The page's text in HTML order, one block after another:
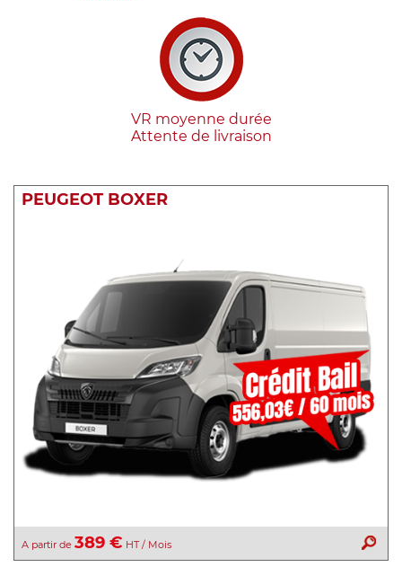
VR moyenne durée
Attente de livraison
PEUGEOT BOXER
A partir de 389 € HT / Mois